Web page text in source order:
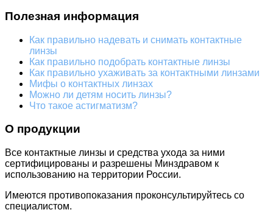
Полезная информация
Как правильно надевать и снимать контактные
линзы
Как правильно подобрать контактные линзы
Как правильно ухаживать за контактными линзами
Мифы о контактных линзах
Можно ли детям носить линзы?
Что такое астигматизм?
О продукции
Все контактные линзы и средства ухода за ними
сертифицированы и разрешены Минздравом к
использованию на территории России.
Имеются противопоказания проконсультируйтесь со
специалистом.